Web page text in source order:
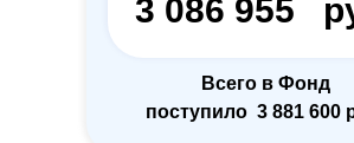
3 086 955
Всего в Фонд
поступило 3 881 600